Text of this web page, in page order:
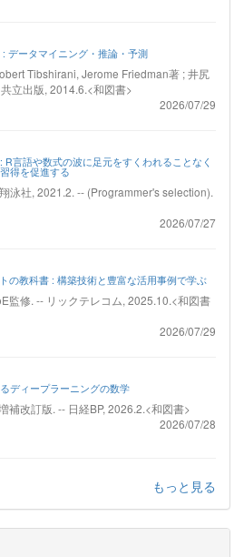
データマイニング・推論・予測
Tibshirani, Jerome Friedman著 ; 井尻
立出版, 2014.6.<和図書>
2026/07/29
R言語や数式の波に足元をすくわれることなく
得を促進する
泳社, 2021.2. -- (Programmer's selection).
2026/07/27
の教科書 : 構築技術と豊富な活用事例で学ぶ
監修. -- リックテレコム, 2025.10.<和図書
2026/07/29
ディープラーニングの数学
補改訂版. -- 日経BP, 2026.2.<和図書>
2026/07/28
もっと見る